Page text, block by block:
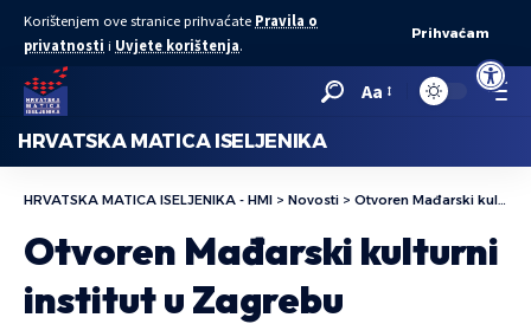
Open
Korištenjem ove stranice prihvaćate Pravila o
privatnosti i Uvjete korištenja.
Prihvaćam
Aa
HRVATSKA MATICA ISELJENIKA
HRVATSKA MATICA ISELJENIKA - HMI > Novosti > Otvoren Mađarski kulturni institut u Zagrebu
Otvoren Mađarski kulturni
institut u Zagrebu